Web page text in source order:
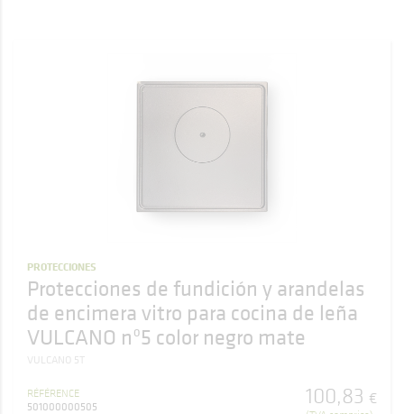
PROTECCIONES
Protecciones de fundición y arandelas
de encimera vitro para cocina de leña
VULCANO nº5 color negro mate
VULCANO 5T
RÉFÉRENCE
501000000505
100,83 €